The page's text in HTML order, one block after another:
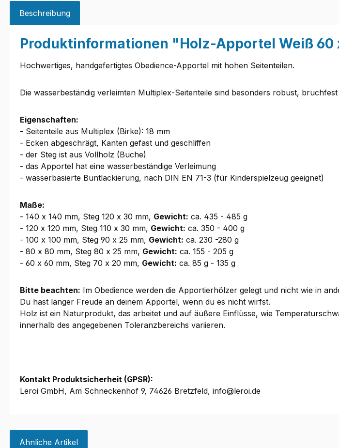
Beschreibung
Produktinformationen "Holz-Apportel Weiß 60
Hochwertiges, handgefertigtes Obedience-Apportel mit hohen Seitenteilen.
Die wasserbeständig verleimten Multiplex-Seitenteile sind besonders robust,
Eigenschaften:
- Seitenteile aus Multiplex (Birke): 18 mm
- Ecken abgeschrägt, Kanten gefast und geschliffen
- der Steg ist aus Vollholz (Buche)
- das Apportel hat eine wasserbeständige Verleimung
- wasserbasierte Buntlackierung, nach DIN EN 71-3 (für Kinderspielzeug geeignet)
Maße:
- 140 x 140 mm, Steg 120 x 30 mm, Gewicht: ca. 435 - 485 g
- 120 x 120 mm, Steg 110 x 30 mm, Gewicht: ca. 350 - 400 g
- 100 x 100 mm, Steg 90 x 25 mm, Gewicht: ca. 230 -280 g
- 80 x 80 mm, Steg 80 x 25 mm, Gewicht: ca. 155 - 205 g
- 60 x 60 mm, Steg 70 x 20 mm, Gewicht: ca. 85 g - 135 g
Bitte beachten: Im Obedience werden die Apportierhölzer gelegt und nicht wie in
Du hast länger Freude an deinem Apportel, wenn du es nicht wirfst.
Holz ist ein Naturprodukt, das arbeitet und auf äußere Einflüsse, wie
innerhalb des angegebenen Toleranzbereichs variieren.
Kontakt Produktsicherheit (GPSR):
Leroi GmbH, Am Schneckenhof 9, 74626 Bretzfeld, info@leroi.de
Ähnliche Artikel